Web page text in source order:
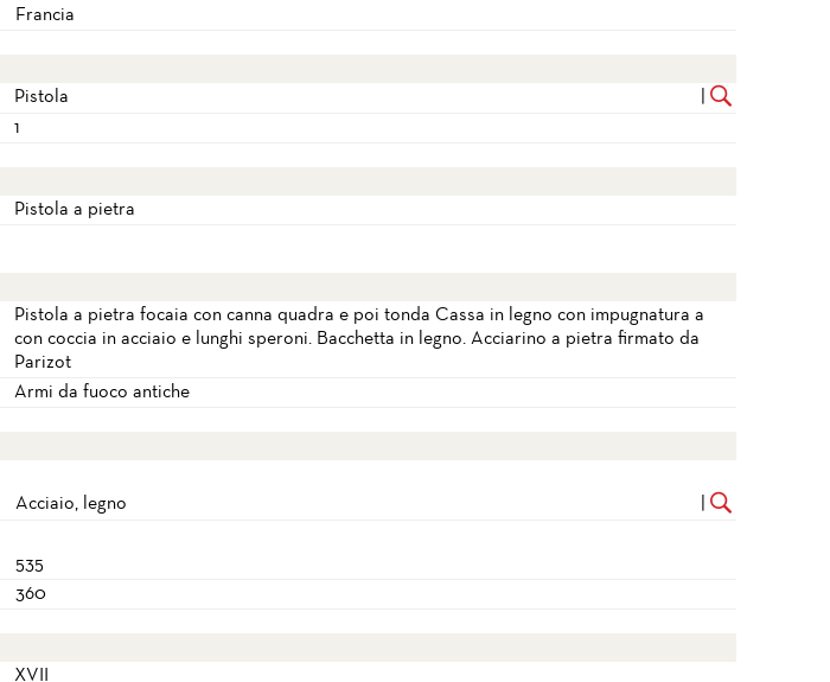
Francia
Pistola
1
Pistola a pietra
Pistola a pietra focaia con canna quadra e poi tonda Cassa in legno con impugnatura a
con coccia in acciaio e lunghi speroni. Bacchetta in legno. Acciarino a pietra firmato da
Parizot
Armi da fuoco antiche
Acciaio, legno
535
360
XVII